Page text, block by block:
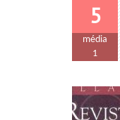
5
média
1